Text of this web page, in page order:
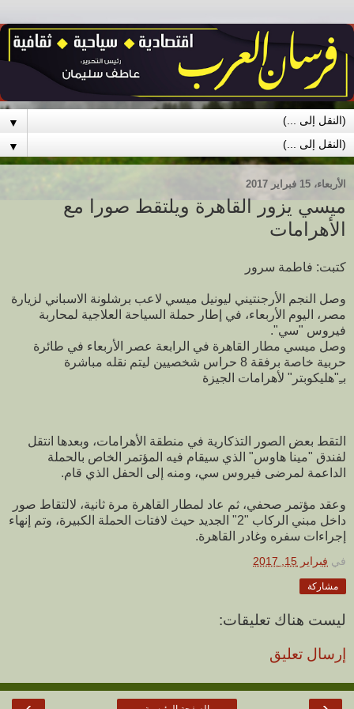
▼
▼
الأربعاء، 15 فبراير 2017
ميسي يزور القاهرة ويلتقط صورا مع
الأهرامات
كتبت: فاطمة سرور
وصل النجم الأرجنتيني ليونيل ميسي لاعب برشلونة الاسباني لزيارة
مصر، اليوم الأربعاء، في إطار حملة السياحة العلاجية لمحاربة
فيروس "سي".
وصل ميسي مطار القاهرة في الرابعة عصر الأربعاء في طائرة
حربية خاصة برفقة 8 حراس شخصيين ليتم نقله مباشرة
بـِ"هليكوبتر" لأهرامات الجيزة
التقط بعض الصور التذكارية في منطقة الأهرامات، وبعدها انتقل
لفندق "مينا هاوس" الذي سيقام فيه المؤتمر الخاص بالحملة
الداعمة لمرضى فيروس سي، ومنه إلى الحفل الذي قام.
وعقد مؤتمر صحفي، ثم عاد لمطار القاهرة مرة ثانية، لالتقاط صور
داخل مبني الركاب "2" الجديد حيث لافتات الحملة الكبيرة، وتم إنهاء
إجراءات سفره وغادر القاهرة.
في فبراير 15, 2017
مشاركة
ليست هناك تعليقات:
إرسال تعليق